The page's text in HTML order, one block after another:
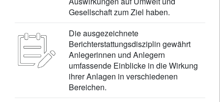
Gesellschaft zum Ziel haben.
Die ausgezeichnete
Berichterstattungsdisziplin gewährt
Anlegerinnen und Anlegern
umfassende Einblicke in die Wirkung
ihrer Anlagen in verschiedenen
Bereichen.